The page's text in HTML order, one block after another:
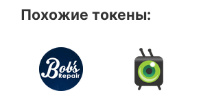
Похожие токены: